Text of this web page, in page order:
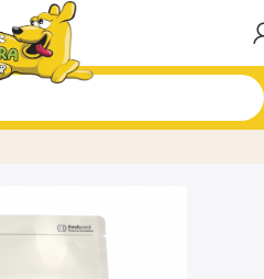
Royal Canin Indoor 27 10kg